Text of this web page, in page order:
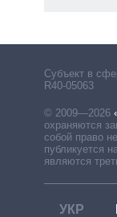
Субъект в
R40-05063
© 2009—2026
охраняются
собой право
публикуется
являются
УКР